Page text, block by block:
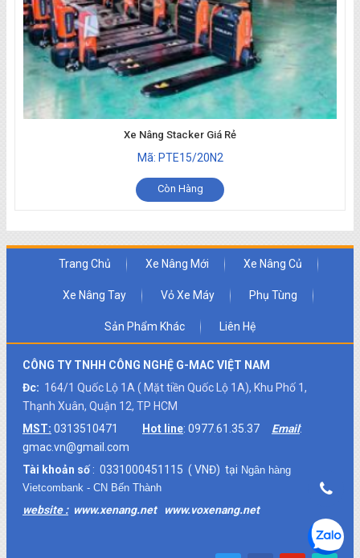
Xe Nâng Stacker Giá Rẻ
Mã: PTE15/20N2
Còn Hàng
Trang Chủ Xe Nâng Mới Xe Nâng Củ
Xe Nâng Tay Vỏ Xe Máy Phụ Tùng
Sản Phẩm Khác Liên Hệ
CÔNG TY TNHH CÔNG NGHỆ G-MAC VIỆT NAM
Đc: 164/1 Quốc Lộ 1A ( Mặt tiền Quốc Lộ 1A), Khu Phố 1,
Thạnh Xuân, Quận 12, TP HCM
MST: 0313510471 Hot line: 0977.61.35.37 Email:
gmac.vn@gmail.com
Tài khoản số : 0331000451115 ( VNĐ) tại Ngân hàng
Vietcombank - CN Bến Thành
website : www.xenang.net www.voxenang.net